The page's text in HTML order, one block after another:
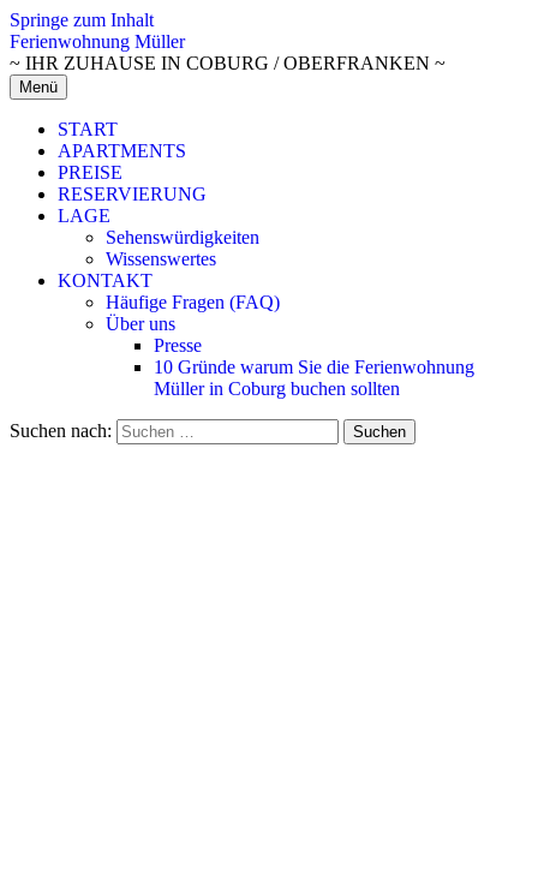
Springe zum Inhalt
Ferienwohnung Müller
~ IHR ZUHAUSE IN COBURG / OBERFRANKEN ~
Menü
START
APARTMENTS
PREISE
RESERVIERUNG
LAGE
Sehenswürdigkeiten
Wissenswertes
KONTAKT
Häufige Fragen (FAQ)
Über uns
Presse
10 Gründe warum Sie die Ferienwohnung
Müller in Coburg buchen sollten
Suchen nach: